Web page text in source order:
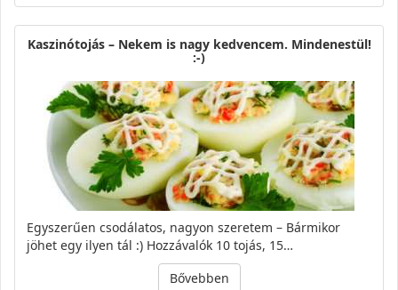
Kaszinótojás – Nekem is nagy kedvencem. Mindenestül!
:-)
Egyszerűen csodálatos, nagyon szeretem – Bármikor
jöhet egy ilyen tál :) Hozzávalók 10 tojás, 15…
Bővebben